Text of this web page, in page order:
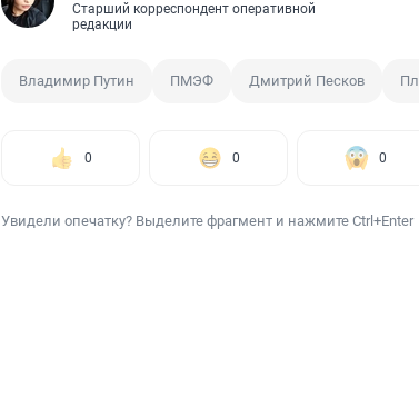
Старший корреспондент оперативной
редакции
Владимир Путин ПМЭФ Дмитрий Песков
0 0 0
Увидели опечатку? Выделите фрагмент и нажмите Ctrl+Enter